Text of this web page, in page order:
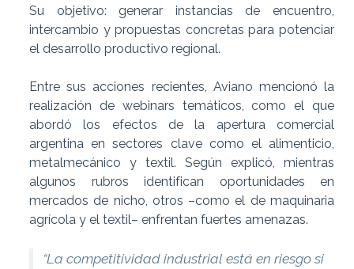
Su objetivo: generar instancias de encuentro,
intercambio y propuestas concretas para potenciar
el desarrollo productivo regional.
Entre sus acciones recientes, Aviano mencionó la
realización de webinars temáticos, como el que
abordó los efectos de la apertura comercial
argentina en sectores clave como el alimenticio,
metalmecánico y textil. Según explicó, mientras
algunos rubros identifican oportunidades en
mercados de nicho, otros –como el de maquinaria
agrícola y el textil– enfrentan fuertes amenazas.
“La competitividad industrial está en riesgo si